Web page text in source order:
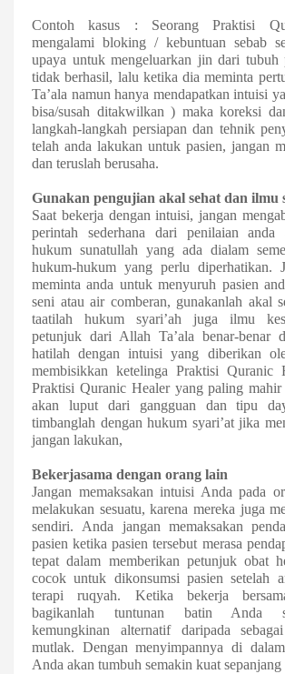
Contoh kasus : Seorang Praktisi
mengalami bloking / kebuntuan sebab
upaya untuk mengeluarkan jin dari tubuh
tidak berhasil, lalu ketika dia meminta
Ta’ala namun hanya mendapatkan intuisi
bisa/susah ditakwilkan ) maka koreksi
langkah-langkah persiapan dan tehnik
telah anda lakukan untuk pasien, jangan
dan teruslah berusaha.
Gunakan pengujian akal sehat dan ilmu
Saat bekerja dengan intuisi, jangan
perintah sederhana dari penilaiananda
hukum sunatullah yang ada dialam
hukum-hukum yang perlu diperhatikan.
memintaanda untukmenyuruh pasien
seni atau air comberan, gunakanlah akal
taatilah hukum syari’ah juga ilmu
petunjuk dari Allah Ta’ala benar-benar
hatilah dengan intuisi yang diberikan
membisikkan ketelinga Praktisi Quranic
Praktisi Quranic Healer yang paling
akan luput dari gangguan dan tipu
timbanglah dengan hukum syari’at jika
jangan lakukan,
Bekerjasama dengan orang lain
Jangan memaksakan intuisi Anda pada
melakukan sesuatu, karena mereka juga
sendiri. Anda jangan memaksakan
pasien ketika pasien tersebut merasa
tepat dalam memberikan petunjuk obat
cocok untuk dikonsumsi pasien setelah
terapi ruqyah. Ketika bekerja
bagikanlah tuntunan batin Anda
kemungkinan alternatif daripada
mutlak. Dengan menyimpannya di
Anda akan tumbuh semakin kuat